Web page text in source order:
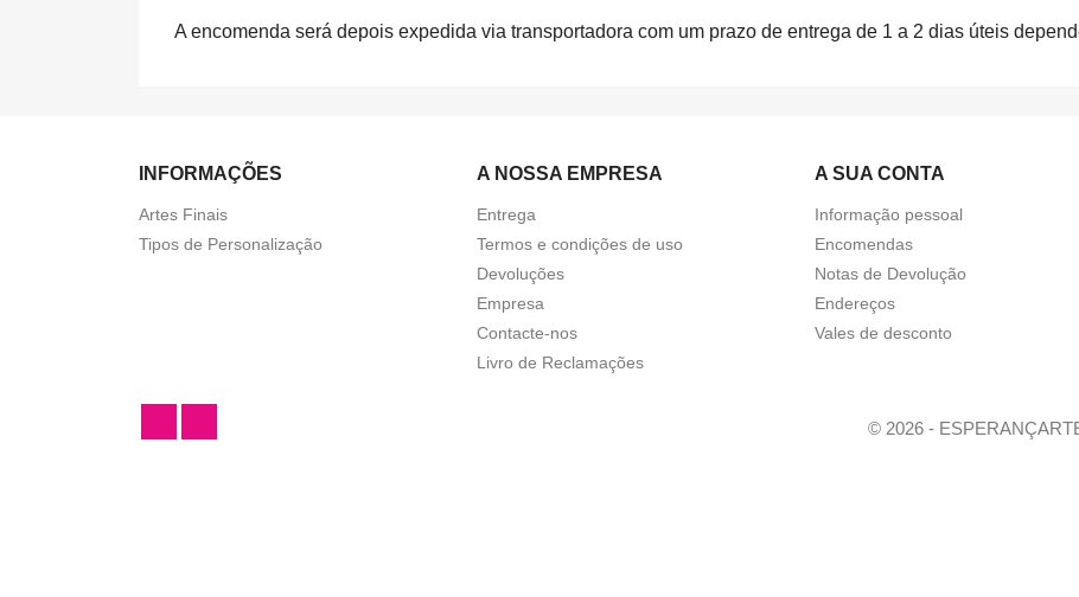
A encomenda será depois expedida via transportadora com um prazo de entrega de 1 a 2 dias úteis
INFORMAÇÕES
Artes Finais
Tipos de Personalização
A NOSSA EMPRESA
Entrega
Termos e condições de uso
Devoluções
Empresa
Contacte-nos
Livro de Reclamações
A SUA CONTA
Informação pessoal
Encomendas
Notas de Devolução
Endereços
Vales de desconto
© 2026 -